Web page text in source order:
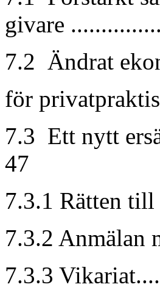
givare
7.2 Ändrat
för
7.3 Ett nytt
47
7.3.1 Rätten till
7.3.2 Anmälan
7.3.3